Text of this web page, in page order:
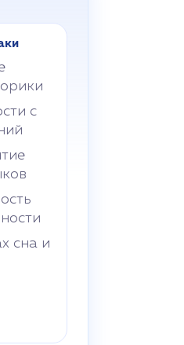
с
сна и